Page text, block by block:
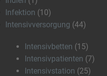
Infektion (10)
Intensivversorgung (44)
Intensivbetten (15)
Intensivpatienten (7)
Intensivstation (25)